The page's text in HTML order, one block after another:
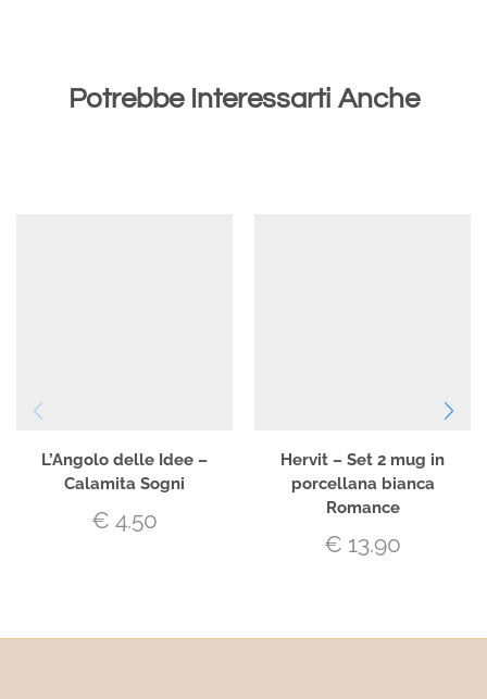
Potrebbe Interessarti Anche
L’Angolo delle Idee –
Calamita Sogni
€ 4.50
Hervit – Set 2 mug in
porcellana bianca
Romance
€ 13.90